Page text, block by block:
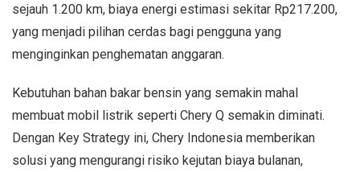
sejauh 1.200 km, biaya energi estimasi sekitar Rp217.200,
yang menjadi pilihan cerdas bagi pengguna yang
menginginkan penghematan anggaran.
Kebutuhan bahan bakar bensin yang semakin mahal
membuat mobil listrik seperti Chery Q semakin diminati.
Dengan Key Strategy ini, Chery Indonesia memberikan
solusi yang mengurangi risiko kejutan biaya bulanan,